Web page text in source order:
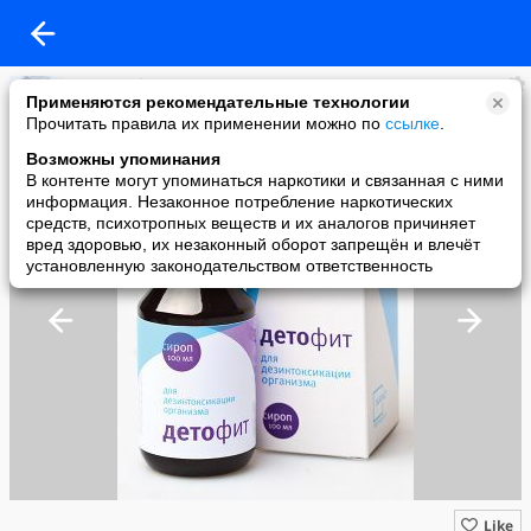
Применяются рекомендательные технологии
Прочитать правила их применении можно по ссылке
Возможны упоминания
В контенте могут упоминаться наркотики и связанная с ними
информация. Незаконное потребление наркотических
средств, психотропных веществ и их аналогов причиняет
вред здоровью, их незаконный оборот запрещён и влечёт
установленную законодательством ответственность
Красота без жертв
added a photo
14 Apr в 09:53
Like